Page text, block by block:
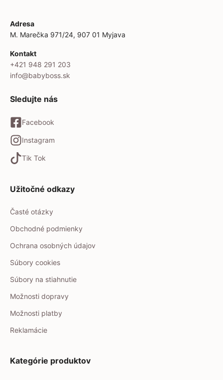
Adresa
M. Marečka 971/24, 907 01 Myjava
Kontakt
+421 948 291 203
info@babyboss.sk
Sledujte nás
Facebook
Instagram
Tik Tok
Užitočné odkazy
Časté otázky
Obchodné podmienky
Ochrana osobných údajov
Súbory cookies
Súbory na stiahnutie
Možnosti dopravy
Možnosti platby
Reklamácie
Kategórie produktov